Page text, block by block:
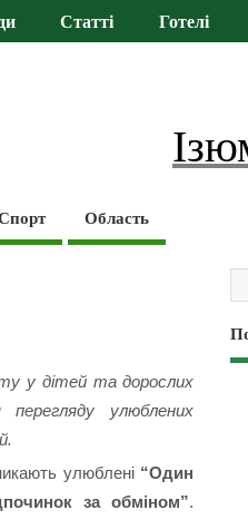
Статті Готелі
Область
у дітей та дорослих
перегляду улюблених
улюблені “Один
за обміном”.